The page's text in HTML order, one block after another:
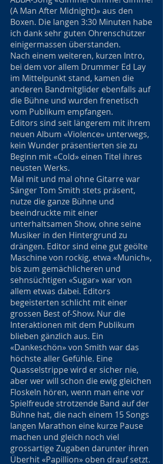
(A Man After Midnight)» aus den
Boxen. Die langen 3:30 Minuten habe
ich dank sehr guten Ohrenschützer
einigermassen überstanden.
Nach einem weiteren, kurzen Intro,
bei dem vor allem Drummer Ed Lay
im Mittelpunkt stand, kamen die
anderen Bandmitglider ebenfalls auf
die Bühne und wurden frenetisch
vom Publikum empfangen.
Editors sind seit längerem mit ihrem
neuen Album «Violence» unterwegs,
kein Wunder präsentierten sie zu
Beginn mit «Cold» einen Titel ihres
neusten Werks.
Mal mit und mal ohne Gitarre war
Sänger Tom Smith stets präsent,
nutze die ganze Bühne und
beeindruckte mit einer
unterhaltsamen Show, ohne seine
Musiker in den Hintergrund zu
drängen. Editor sind eine gut geölte
Maschine von rockig, etwa «Munich»,
bis zum gemächlicheren und
sehnsüchtigen «Sugar» war von
allem etwas dabei. Editors
begeisterten schlicht mit einer
grossen Best of-Show. Nur die
Interaktionen mit dem Publikum
blieben gänzlich aus. Ein
«Dankeschön» von Smith war das
höchste aller Gefühle. Eine
Quasselstrippe wird er sicher nie,
aber wer will schon die ewig gleichen
Floskeln hören, wenn man eine vor
Spielfreude strotzende Band auf der
Bühne hat, die nach einem 15 Songs
langen Marathon eine kurze Pause
machen und gleich noch viel
grossartige Zugaben darunter ihren
Überhit «Papillion» oben drauf setzt.